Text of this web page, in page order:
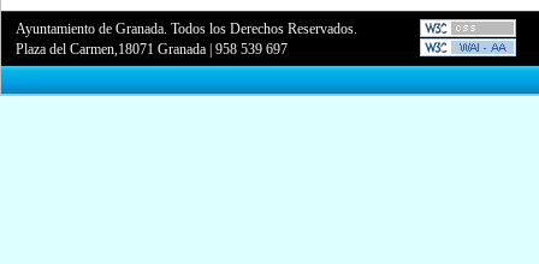
Ayuntamiento de Granada. Todos los Derechos Reservados.
Plaza del Carmen,18071 Granada |958 539 697